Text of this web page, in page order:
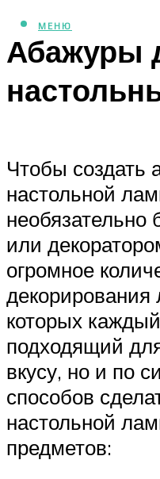
МЕНЮ
Абажуры
Чтобы создать
настольной
необязательно
или
огромное
декорирования
которых
подходящий
вкусу, но и по
способов
настольной
предметов: